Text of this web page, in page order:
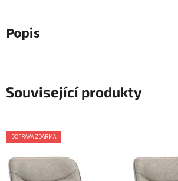
Popis
Související produkty
DOPRAVA ZDARMA